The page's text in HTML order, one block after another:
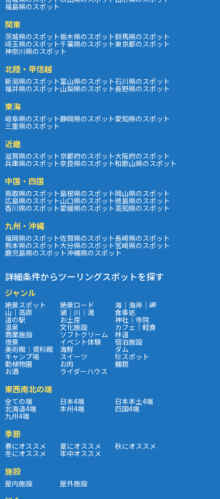
福島県のスポット
関東
茨城県のスポット栃木県のスポット群馬県のスポット
埼玉県のスポット千葉県のスポット東京都のスポット
神奈川県のスポット
北陸・甲信越
新潟県のスポット富山県のスポット石川県のスポット
福井県のスポット山梨県のスポット長野県のスポット
東海
岐阜県のスポット静岡県のスポット愛知県のスポット
三重県のスポット
近畿
滋賀県のスポット京都府のスポット大阪府のスポット
兵庫県のスポット奈良県のスポット和歌山県のスポット
中国・四国
鳥取県のスポット島根県のスポット岡山県のスポット
広島県のスポット山口県のスポット徳島県のスポット
香川県のスポット愛媛県のスポット高知県のスポット
九州・沖縄
福岡県のスポット佐賀県のスポット長崎県のスポット
熊本県のスポット大分県のスポット宮崎県のスポット
鹿児島県のスポット沖縄県のスポット
詳細条件からツーリングスポットを探す
ジャンル
絶景スポット 絶景ロード 海｜海岸｜岬
山｜高原 湖｜川｜滝 食事処
道の駅 お土産 神社｜寺院
温泉 文化施設 カフェ｜軽食
商業施設 ソフトクリーム 林道
夜景 イベント体験 宿泊施設
美術館｜資料館 海鮮 ダム
キャンプ場 スイーツ 珍スポット
動植物園 お肉 麺類
お酒 ライダーハウス
東西南北の端
全ての端 日本4端 日本本土4端
北海道4端 本州4端 四国4端
九州4端
季節
春にオススメ 夏にオススメ 秋にオススメ
冬にオススメ 年中オススメ
施設
屋内施設 屋外施設